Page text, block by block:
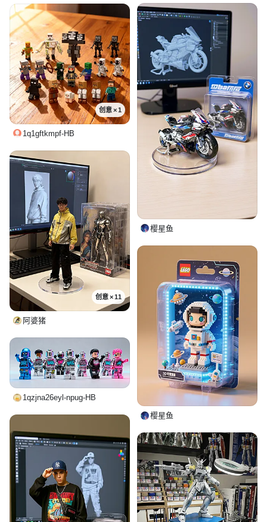
樱星鱼
创意 × 1
1q1gftkmpf-HB
创意 × 11
阿婆猪
樱星鱼
1qzjna26eyl-npug-HB